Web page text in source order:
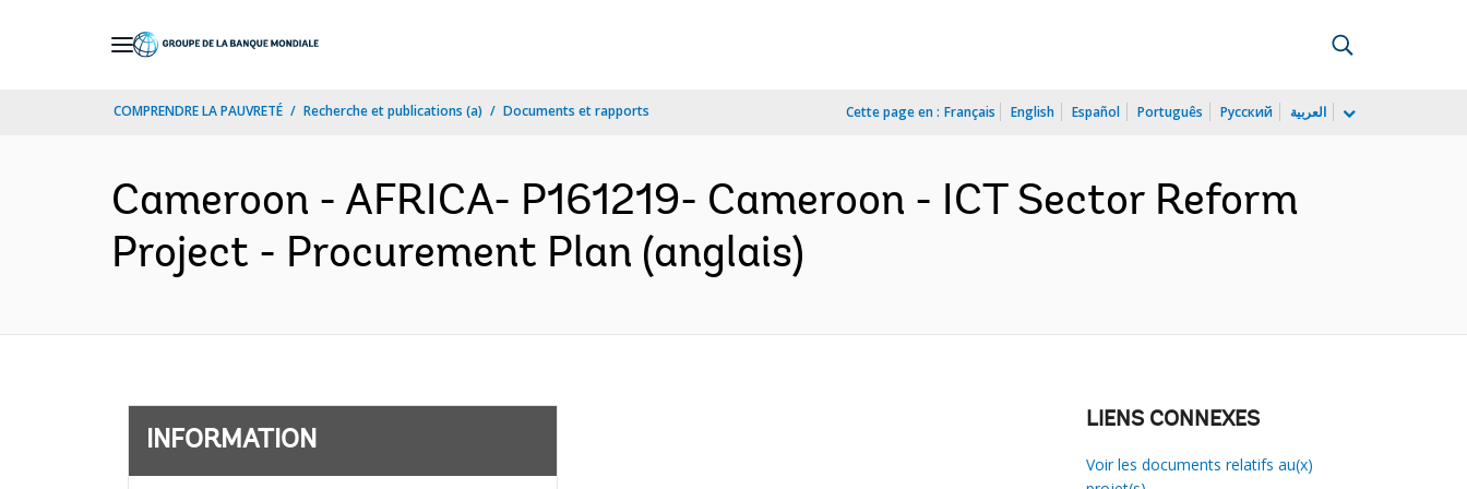
COMPRENDRE LA PAUVRETÉ Recherche et publications (a) Documents et rapports Cette page en : Français English Español Português Русский العربية
Cameroon - AFRICA- P161219- Cameroon - ICT Sector Reform
Project - Procurement Plan (anglais)
INFORMATION
LIENS CONNEXES
Voir les documents relatifs au(x)